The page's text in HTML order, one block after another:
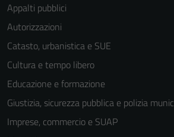
Appalti pubblici
Autorizzazioni
Catasto, urbanistica e SUE
Cultura e tempo libero
Educazione e formazione
Giustizia, sicurezza pubblica e polizia
Imprese, commercio e SUAP